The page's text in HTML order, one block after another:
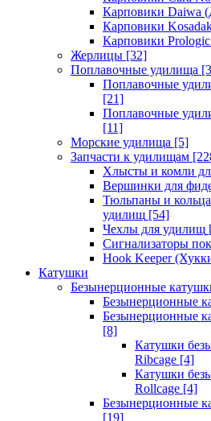
Карповики Daiwa
Карповики
Карповики
Жерлицы [32]
Поплавочные удилища
Поплавочные
[21]
Поплавочные
[11]
Морские удилища [5]
Запчасти к удилищам
Хлысты и комли
Вершинки для
Тюльпаны и
удилищ [54]
Чехлы для удилищ
Сигнализаторы
Hook Keeper
Катушки
Безынерционные
Безынерционные
Безынерционные
[8]
Катушки
Ribcage [4]
Катушки
Rollcage [4]
Безынерционные
[19]